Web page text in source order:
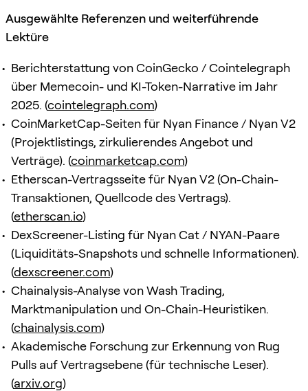
Ausgewählte Referenzen und weiterführende
Lektüre
Berichterstattung von CoinGecko / Cointelegraph
über Memecoin- und KI-Token-Narrative im Jahr
2025. (cointelegraph.com)
CoinMarketCap-Seiten für Nyan Finance / Nyan V2
(Projektlistings, zirkulierendes Angebot und
Verträge). (coinmarketcap.com)
Etherscan-Vertragsseite für Nyan V2 (On-Chain-
Transaktionen, Quellcode des Vertrags).
(etherscan.io)
DexScreener-Listing für Nyan Cat / NYAN-Paare
(Liquiditäts-Snapshots und schnelle Informationen).
(dexscreener.com)
Chainalysis-Analyse von Wash Trading,
Marktmanipulation und On-Chain-Heuristiken.
(chainalysis.com)
Akademische Forschung zur Erkennung von Rug
Pulls auf Vertragsebene (für technische Leser).
(arxiv.org)